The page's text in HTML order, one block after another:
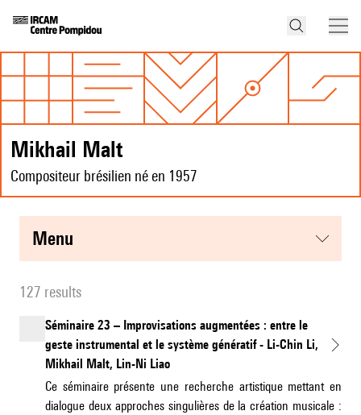
Mikhail Malt
Compositeur brésilien né en 1957
menu
127 results
Séminaire 23 – Improvisations augmentées : entre le
geste instrumental et le système génératif - Li-Chin Li,
Mikhail Malt, Lin-Ni Liao
Ce séminaire présente une recherche artistique mettant en
dialogue deux approches singulières de la création musicale :